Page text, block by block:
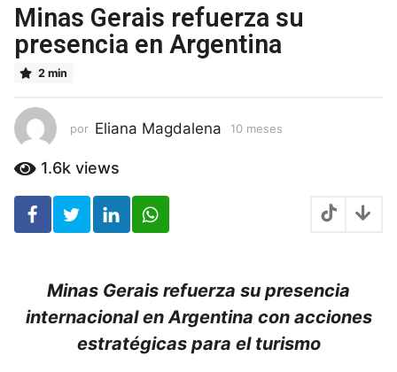
0
m
e
s
1
0
m
Minas Gerais refuerza su
presencia en Argentina
2 min
por Eliana Magdalena 10 meses
1.6k views
Minas Gerais refuerza su presencia
internacional en Argentina con acciones
estratégicas para el turismo